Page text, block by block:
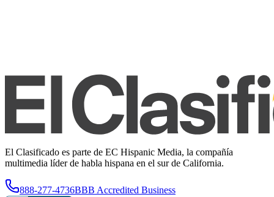
El Clasificado es parte de EC Hispanic Media, la compañía
multimedia líder de habla hispana en el sur de California.
888-277-4736BBB Accredited Business